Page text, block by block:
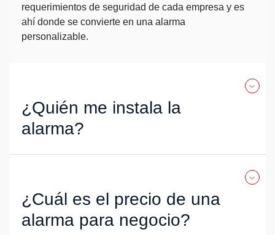
requerimientos de seguridad de cada empresa y es
ahí donde se convierte en una alarma
personalizable.
¿Quién me instala la
alarma?
¿Cuál es el precio de una
alarma para negocio?